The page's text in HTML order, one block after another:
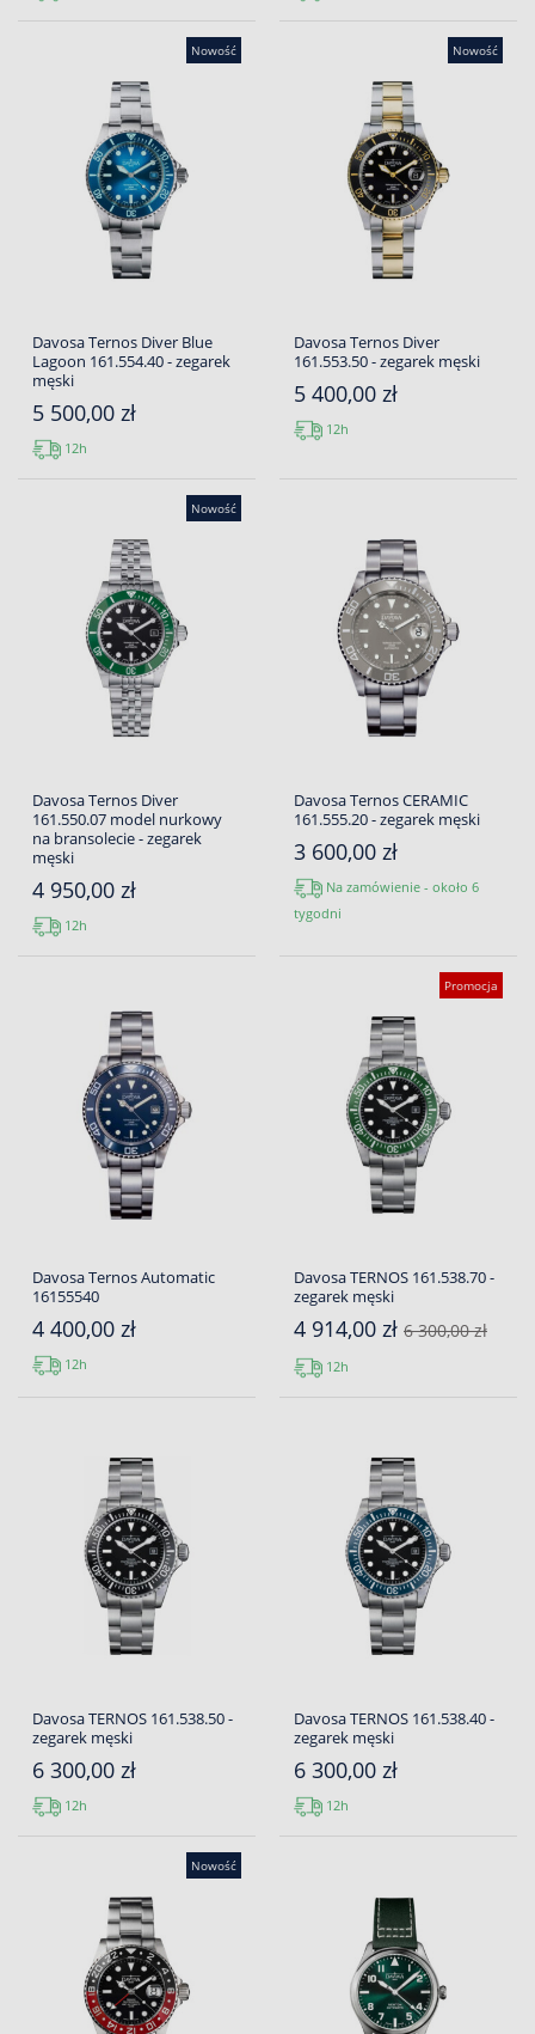
Nowość
Davosa Ternos Diver Blue
Lagoon 161.554.40 - zegarek
męski
5 500,00 zł
12h
Nowość
Davosa Ternos Diver
161.553.50 - zegarek męski
5 400,00 zł
12h
Nowość
Davosa Ternos Diver
161.550.07 model nurkowy
na bransolecie - zegarek
męski
4 950,00 zł
12h
Davosa Ternos CERAMIC
161.555.20 - zegarek męski
3 600,00 zł
Na zamówienie - około 6
tygodni
Davosa Ternos Automatic
16155540
4 400,00 zł
12h
Promocja
Davosa TERNOS 161.538.70 -
zegarek męski
4 914,00 zł 6 300,00 zł
12h
Davosa TERNOS 161.538.50 -
zegarek męski
6 300,00 zł
12h
Davosa TERNOS 161.538.40 -
zegarek męski
6 300,00 zł
12h
Nowość